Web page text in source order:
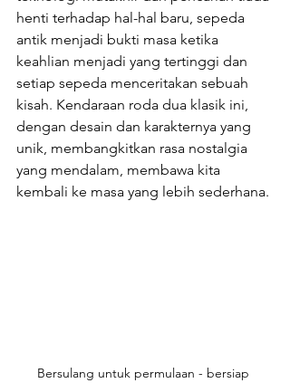
henti terhadap hal-hal baru, sepeda
antik menjadi bukti masa ketika
keahlian menjadi yang tertinggi dan
setiap sepeda menceritakan sebuah
kisah. Kendaraan roda dua klasik ini,
dengan desain dan karakternya yang
unik, membangkitkan rasa nostalgia
yang mendalam, membawa kita
kembali ke masa yang lebih sederhana.
Bersulang untuk permulaan - bersiap